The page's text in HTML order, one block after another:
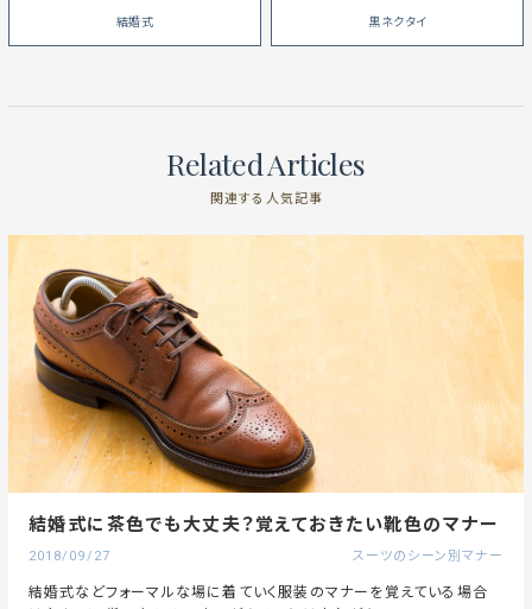
結婚式 黒ネクタイ
Related Articles
関連する人気記事
結婚式に茶色でも大丈夫？覚えておきたい靴色のマナー
2018/09/27 スーツのシーン別マナー
結婚式などフォーマルな場に着ていく服装のマナーを覚えている場合